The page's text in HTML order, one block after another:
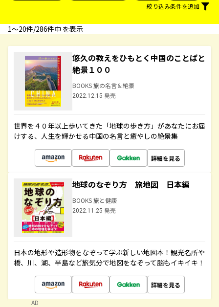
絞り込み条件を追加
1〜20件/286件中 を表示
悠久の教えをひもとく中国のことばと
絶景１００
BOOKS 旅の名言＆絶景
2022.12.15 発売
世界を４０年以上歩いてきた「地球の歩き方」があなたにお届
けする、人生を輝かせる中国の名言と癒やしの絶景集
詳細を見る
地球のなぞり方 旅地図 日本編
BOOKS 旅と健康
2022.11.25 発売
日本の地形や造形物をなぞって学ぶ新しい地図本！観光名所や
橋、川、湖、半島など旅気分で地図をなぞって脳もイキイキ！
詳細を見る
AD